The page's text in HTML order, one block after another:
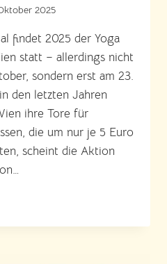
2025
findet 2025 der Yoga
statt – allerdings nicht
sondern erst am 23.
den letzten Jahren
ihre Tore für
die um nur je 5 Euro
scheint die Aktion